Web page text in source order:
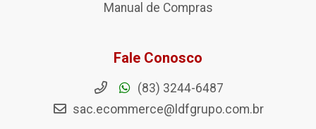
Manual de Compras
Fale Conosco
(83) 3244-6487
sac.ecommerce@ldfgrupo.com.br